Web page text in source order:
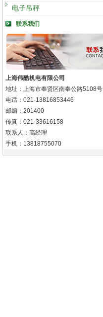
电子吊秤
联系我们
上海伟酷机电有限公司
地址：上海市奉贤区南奉公路5108号
电话：021-13816853446
邮编：201400
传真：021-33616158
联系人：高经理
手机：13818755070